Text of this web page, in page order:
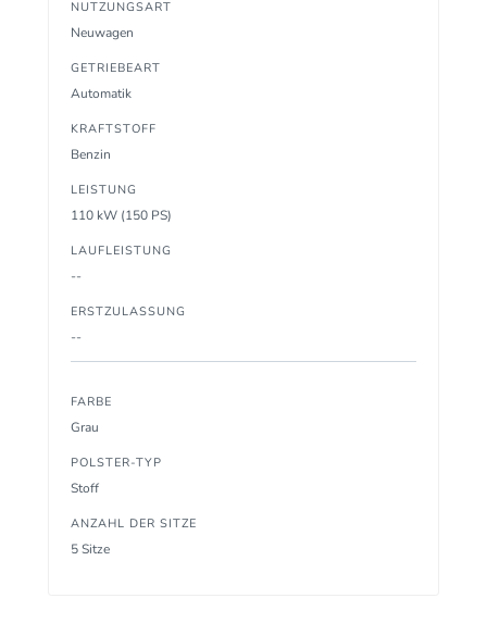
NUTZUNGSART
Neuwagen
GETRIEBEART
Automatik
KRAFTSTOFF
Benzin
LEISTUNG
110 kW (150 PS)
LAUFLEISTUNG
--
ERSTZULASSUNG
--
FARBE
Grau
POLSTER-TYP
Stoff
ANZAHL DER SITZE
5 Sitze